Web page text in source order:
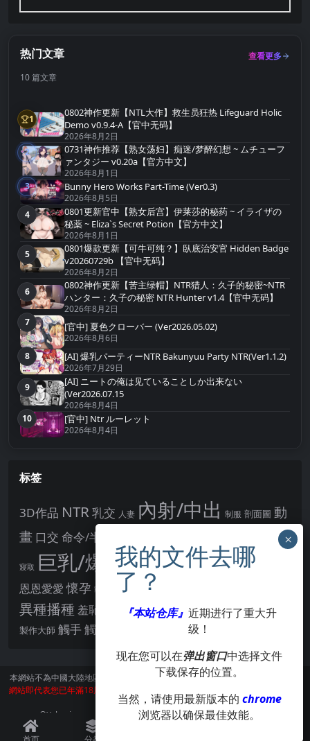
热门文章
查看更多
10 篇文章
第1名
1
0802神作更新【NTL大作】救生员狂热 Lifeguard Holic
Demo v0.9.4-A【官中无码】
2026年8月2日
第2名
2
0731神作推荐【熟女荡妇】痴迷/梦醉幻想 ~ ムチューフ
ァンタジー v0.20a【官方中文】
2026年8月1日
第3名
3 Bunny Hero Works Part-Time (Ver0.3)
2026年8月5日
第4名
4
0801更新官中【熟女后宫】伊莱莎的秘药 ~ イライザの
秘薬 ~ Eliza`s Secret Potion【官方中文】
2026年8月1日
第5名
5
0801爆款更新【可牛可纯？】臥底治安官 Hidden Badge
v20260729b 【官中无码】
2026年8月2日
第6名
6
0802神作更新【苦主绿帽】NTR猎人：久子的秘密~NTR
ハンター：久子の秘密 NTR Hunter v1.4【官中无码】
2026年8月2日
第7名
7 [官中] 夏色クローバー (Ver2026.05.02)
2026年8月6日
第8名
8 [AI] 爆乳パーティーNTR Bakunyuu Party NTR(Ver1.1.2)
2026年7月29日
第9名
9
[AI] ニートの俺は见ていることしか出来ない
(Ver2026.07.15
2026年8月4日
第10名
10 [官中] Ntr ルーレット
2026年8月4日
标签
3D作品 NTR乳交 人妻 內射/中出 制服 剖面圖 動
畫 口交 命令/半推半就 學校/校園
寢取 巨乳/爆乳幻想 強制你播種 強制播種
恩恩愛愛 懷孕 戰鬥H 拘束 教育
異種播種 羞恥/恥辱 羞辱 肛交 胸部/奶子 著衣 處女
製作大師 觸手 觸摸 酪梨 阿黑顏
本網站不為中國大陸地區的用戶提供服務。訪問本網站請遵守當地法律。訪問本
網站即代表您已年滿18周歲。本站所有作品版權歸著作人所有，僅供學習交流使
用，請在24小時内刪除。
©Xsharing.org CopyRight 1999-2024 . All Rights Reserved.
『本站仓库』 近期进行了重大升
级！
现在您可以在弹出窗口中选择文件
下载保存的位置。
当然，请使用最新版本的 chrome
浏览器以确保最佳效能。